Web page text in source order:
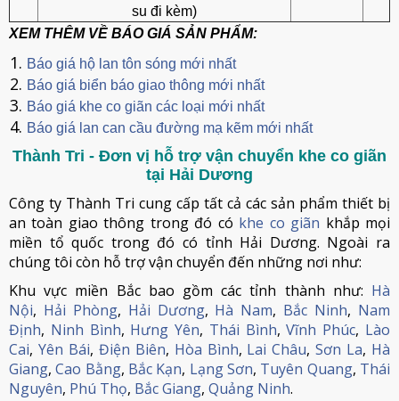
su đi kèm)
XEM THÊM VỀ BÁO GIÁ SẢN PHẨM:
Báo giá hộ lan tôn sóng mới nhất
Báo giá biển báo giao thông mới nhất
Báo giá khe co giãn các loại mới nhất
Báo giá lan can cầu đường mạ kẽm mới nhất
Thành Tri - Đơn vị hỗ trợ vận chuyển khe co giãn
tại Hải Dương
Công ty Thành Tri cung cấp tất cả các sản phẩm thiết bị
an toàn giao thông trong đó có khe co giãn khắp mọi
miền tổ quốc trong đó có tỉnh Hải Dương. Ngoài ra
chúng tôi còn hỗ trợ vận chuyển đến những nơi như:
Khu vực miền Bắc bao gồm các tỉnh thành như: Hà
Nội, Hải Phòng, Hải Dương, Hà Nam, Bắc Ninh, Nam
Định, Ninh Bình, Hưng Yên, Thái Bình,Vĩnh Phúc, Lào
Cai, Yên Bái, Điện Biên, Hòa Bình, Lai Châu,Sơn La, Hà
Giang,Cao Bằng, Bắc Kạn, Lạng Sơn, Tuyên Quang, Thái
Nguyên, Phú Thọ, Bắc Giang, Quảng Ninh.